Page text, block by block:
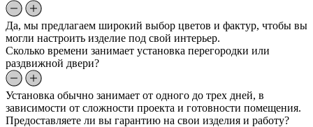
Да, мы предлагаем широкий выбор цветов и фактур, чтобы вы
могли настроить изделие под свой интерьер.
Сколько времени занимает установка перегородки или
раздвижной двери?
Установка обычно занимает от одного до трех дней, в
зависимости от сложности проекта и готовности помещения.
Предоставляете ли вы гарантию на свои изделия и работу?